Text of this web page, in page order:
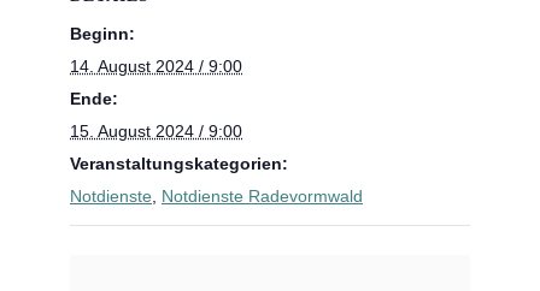
Beginn:
14. August 2024 / 9:00
Ende:
15. August 2024 / 9:00
Veranstaltungskategorien:
Notdienste Notdienste Radevormwald